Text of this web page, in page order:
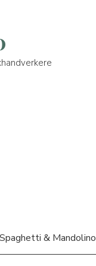
& Mandolino